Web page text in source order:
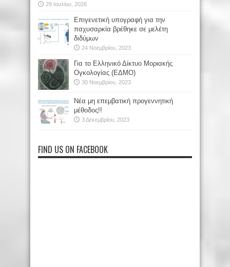
29 Ιουλίου, 2026
Επιγενετική υπογραφή για την
παχυσαρκία βρέθηκε σε μελέτη
διδύμων
24 Νοεμβρίου, 2023
Για το Ελληνικό Δίκτυο Μοριακής
Ογκολογίας (ΕΔΜΟ)
30 Νοεμβρίου, 2023
Νέα μη επεμβατική προγεννητική
μέθοδος!!
3 Δεκεμβρίου, 2023
FIND US ON FACEBOOK